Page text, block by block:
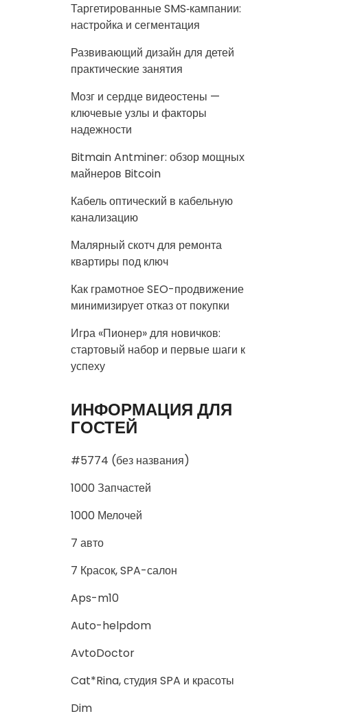
Таргетированные SMS‑кампании:
настройка и сегментация
Развивающий дизайн для детей
практические занятия
Мозг и сердце видеостены —
ключевые узлы и факторы
надежности
Bitmain Antminer: обзор мощных
майнеров Bitcoin
Кабель оптический в кабельную
канализацию
Малярный скотч для ремонта
квартиры под ключ
Как грамотное SEO-продвижение
минимизирует отказ от покупки
Игра «Пионер» для новичков:
стартовый набор и первые шаги к
успеху
ИНФОРМАЦИЯ ДЛЯ
ГОСТЕЙ
#5774 (без названия)
1000 Запчастей
1000 Мелочей
7 авто
7 Красок, SPA-салон
Aps-m10
Auto-helpdom
AvtoDoctor
Cat*Rina, студия SPA и красоты
Dim